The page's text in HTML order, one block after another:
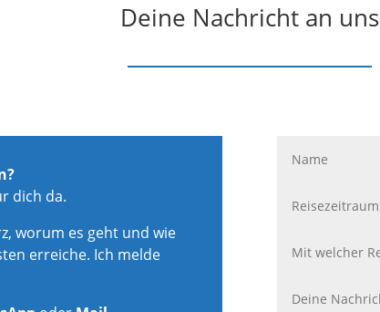
Deine Nachricht an uns
dich da.
worum es geht und wie
erreiche. Ich melde